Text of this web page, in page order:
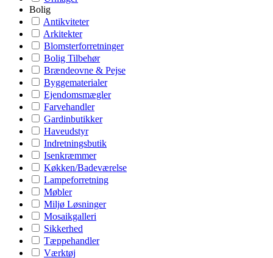
Bolig
Antikviteter
Arkitekter
Blomsterforretninger
Bolig Tilbehør
Brændeovne & Pejse
Byggematerialer
Ejendomsmægler
Farvehandler
Gardinbutikker
Haveudstyr
Indretningsbutik
Isenkræmmer
Køkken/Badeværelse
Lampeforretning
Møbler
Miljø Løsninger
Mosaikgalleri
Sikkerhed
Tæppehandler
Værktøj